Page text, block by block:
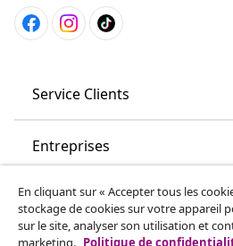
Service Clients
Entreprises
vidaXL
En cliquant sur « Accepter tous les
stockage de cookies sur votre appareil
sur le site, analyser son utilisation et
marketing. Politique de